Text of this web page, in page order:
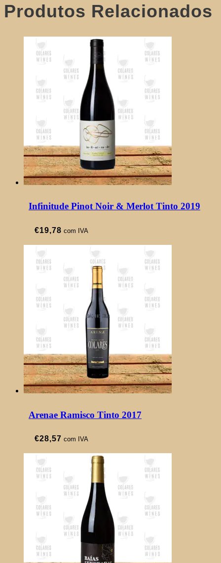
Produtos Relacionados
Infinitude Pinot Noir & Merlot Tinto 2019
€19,78 com IVA
Arenae Ramisco Tinto 2017
€28,57 com IVA